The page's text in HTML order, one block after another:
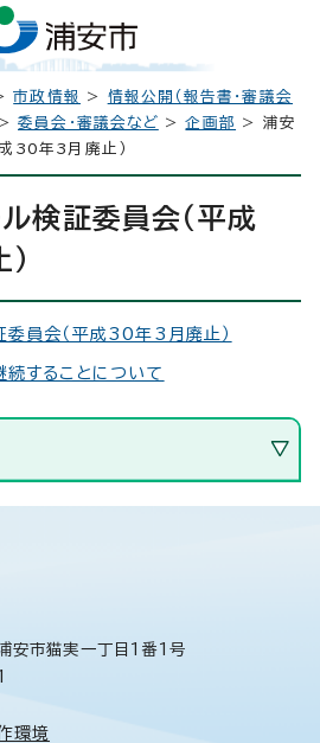
市政情報 > 情報公開（報告書・審議会
委員会・審議会など >企画部
> 浦安
30年3月廃止）
検証委員会（平成
員会（平成30年3月廃止）
することについて
市猫実一丁目1番1号
環境